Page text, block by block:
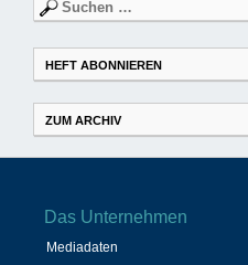
Suchen
nach:
HEFT ABONNIEREN
ZUM ARCHIV
Das Unternehmen
Mediadaten